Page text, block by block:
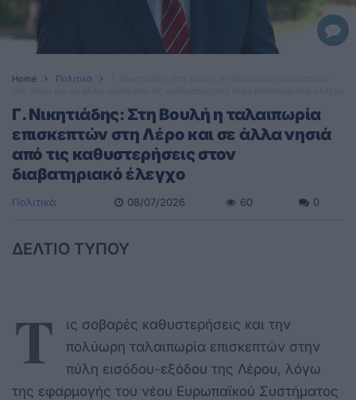
Home Πολιτικά
Γ. Νικητιάδης: Στη Βουλή η ταλαιπωρία
επισκεπτών στη Λέρο και σε άλλα νησιά
από τις καθυστερήσεις στον
διαβατηριακό έλεγχο
Πολιτικά 08/07/2026 60 0
ΔΕΛΤΙΟ ΤΥΠΟΥ
Τ
ις σοβαρές καθυστερήσεις και την
πολύωρη ταλαιπωρία επισκεπτών στην
πύλη εισόδου-εξόδου της Λέρου, λόγω
της εφαρμογής του νέου Ευρωπαϊκού Συστήματος